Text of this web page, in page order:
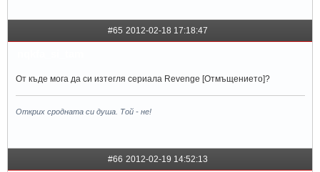
#65 2012-02-18 17:18:47
От къде мога да си изтегля сериала Revenge [Отмъщението]?
Открих сродната си душа. Той - не!
#66 2012-02-19 14:52:13